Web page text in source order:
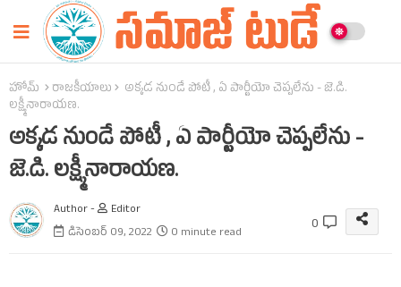
హోమ్ రాజకీయాలు
అక్కడ నుండే పోటీ , ఏ పార్టీయో చెప్పలేను - జె.డి.
లక్ష్మీనారాయణ.
అక్కడ నుండే పోటీ , ఏ పార్టీయో చెప్పలేను -
జె.డి. లక్ష్మీనారాయణ.
Author -
Editor
డిసెంబర్ 09, 2022
0 minute read 0